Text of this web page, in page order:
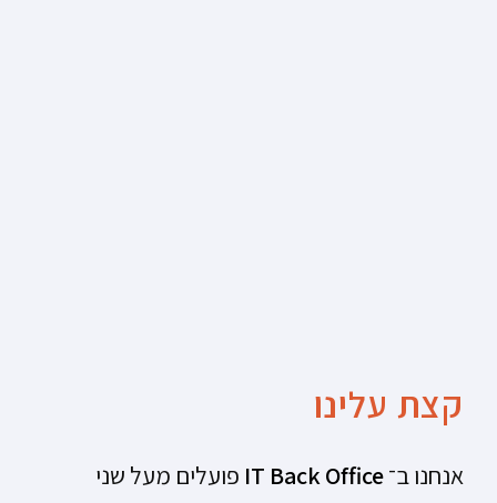
קצת עלינו
אנחנו ב־IT Back Office פועלים מעל שני